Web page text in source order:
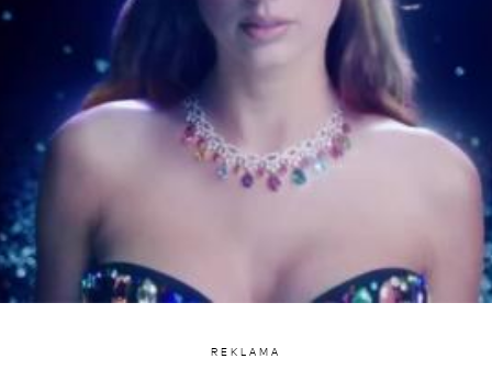
REKLAMA